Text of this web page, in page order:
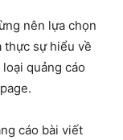
nên lựa chọn
thực sự hiểu về
quảng cáo
cáo bài viết